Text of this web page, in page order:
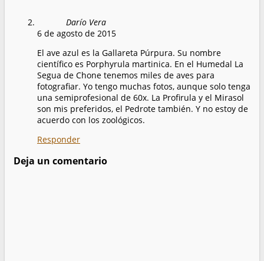
Darío Vera
6 de agosto de 2015
El ave azul es la Gallareta Púrpura. Su nombre
científico es Porphyrula martinica. En el Humedal La
Segua de Chone tenemos miles de aves para
fotografiar. Yo tengo muchas fotos, aunque solo tenga
una semiprofesional de 60x. La Profirula y el Mirasol
son mis preferidos, el Pedrote también. Y no estoy de
acuerdo con los zoológicos.
Responder
Deja un comentario